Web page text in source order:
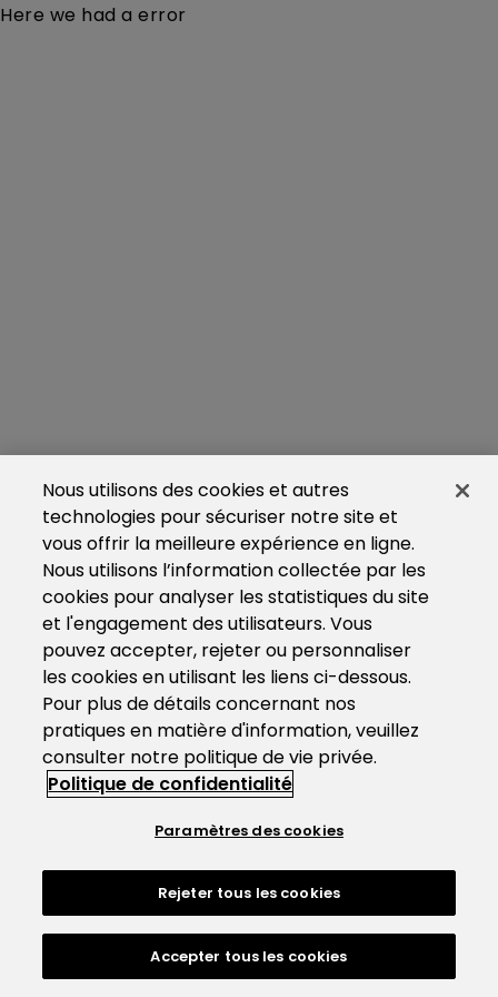
Here we had a error
Nous utilisons des cookies et autres
technologies pour sécuriser notre site et
vous offrir la meilleure expérience en ligne.
Nous utilisons l’information collectée par les
cookies pour analyser les statistiques du site
et l'engagement des utilisateurs. Vous
pouvez accepter, rejeter ou personnaliser
les cookies en utilisant les liens ci-dessous.
Pour plus de détails concernant nos
pratiques en matière d'information, veuillez
consulter notre politique de vie privée.
Politique de confidentialité
Paramètres des cookies
Rejeter tous les cookies
Accepter tous les cookies